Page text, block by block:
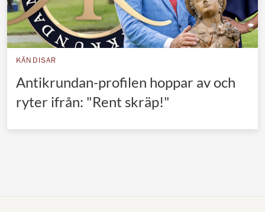
KÄNDISAR
Antikrundan-profilen hoppar av och
ryter ifrån: "Rent skräp!"